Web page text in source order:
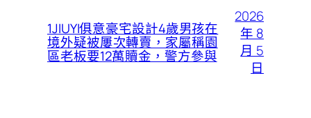
1JIUYI俱意豪宅設計4歲男孩在
境外疑被屢次轉賣，家屬稱園
區老板要12萬贖金，警方參與
2026
年 8
月 5
日